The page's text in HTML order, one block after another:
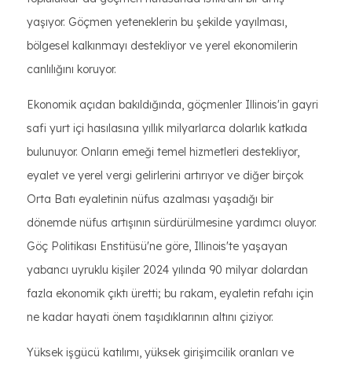
yaşıyor. Göçmen yeteneklerin bu şekilde yayılması,
bölgesel kalkınmayı destekliyor ve yerel ekonomilerin
canlılığını koruyor.
Ekonomik açıdan bakıldığında, göçmenler Illinois'in gayri
safi yurt içi hasılasına yıllık milyarlarca dolarlık katkıda
bulunuyor. Onların emeği temel hizmetleri destekliyor,
eyalet ve yerel vergi gelirlerini artırıyor ve diğer birçok
Orta Batı eyaletinin nüfus azalması yaşadığı bir
dönemde nüfus artışının sürdürülmesine yardımcı oluyor.
Göç Politikası Enstitüsü'ne göre, Illinois'te yaşayan
yabancı uyruklu kişiler 2024 yılında 90 milyar dolardan
fazla ekonomik çıktı üretti; bu rakam, eyaletin refahı için
ne kadar hayati önem taşıdıklarının altını çiziyor.
Yüksek işgücü katılımı, yüksek girişimcilik oranları ve